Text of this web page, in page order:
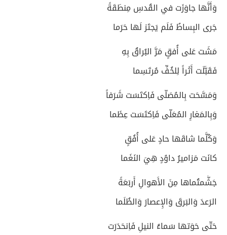
وَأَنَّها جاوَزَت في القُدسِ مِنطَقَةً
جَرى البِساطُ فَلَم يَجتَز لَها حَرَما
مَشَت عَلى أُفقٍ مَرَّ البُراقُ بِهِ
فَقَبَّلَت أَثَراً لِلخُفِّ مُرتَسِما
وَمَسَّحَت بِالمُصَلّى فَاِكتَسَت شَرَفاً
وَبِالمَغارِ المُعَلّى فَاِكتَسَت عِظَما
وَكُلَّما شاقَها حادٍ عَلى أُفُقٍ
كانَت مَزاميرُ داوُدٍ هِيَ النَغَما
جَشَّمتُماها مِنَ الأَهوالِ أَربَعَةً
الرَعدَ وَالبَرقَ وَالإِعصارَ وَالظُلَما
حَتّى حَوَتها سَماءُ النيلِ فَاِنحَدَرَت